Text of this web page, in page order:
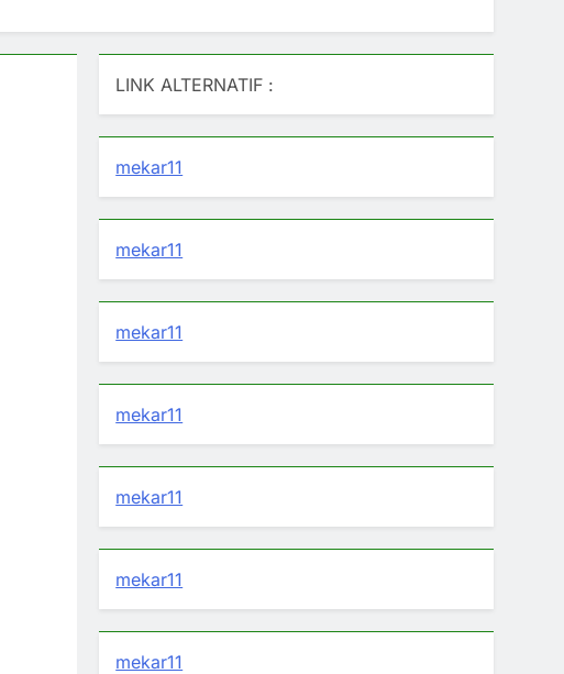
LINK ALTERNATIF :
mekar11
mekar11
mekar11
mekar11
mekar11
mekar11
mekar11